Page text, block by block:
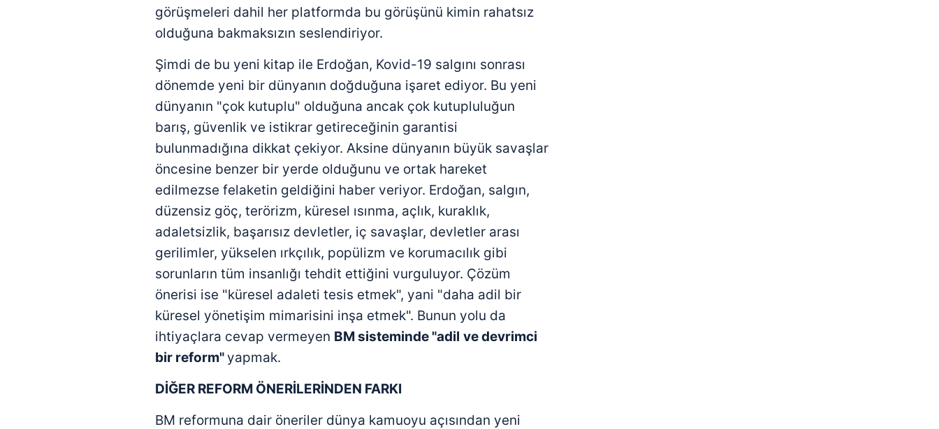
görüşmeleri dahil her platformda bu görüşünü kimin rahatsız
olduğuna bakmaksızın seslendiriyor.
Şimdi de bu yeni kitap ile Erdoğan, Kovid-19 salgını sonrası
dönemde yeni bir dünyanın doğduğuna işaret ediyor. Bu yeni
dünyanın "çok kutuplu" olduğuna ancak çok kutupluluğun
barış, güvenlik ve istikrar getireceğinin garantisi
bulunmadığına dikkat çekiyor. Aksine dünyanın büyük savaşlar
öncesine benzer bir yerde olduğunu ve ortak hareket
edilmezse felaketin geldiğini haber veriyor. Erdoğan, salgın,
düzensiz göç, terörizm, küresel ısınma, açlık, kuraklık,
adaletsizlik, başarısız devletler, iç savaşlar, devletler arası
gerilimler, yükselen ırkçılık, popülizm ve korumacılık gibi
sorunların tüm insanlığı tehdit ettiğini vurguluyor. Çözüm
önerisi ise "küresel adaleti tesis etmek", yani "daha adil bir
küresel yönetişim mimarisini inşa etmek". Bunun yolu da
ihtiyaçlara cevap vermeyen BM sisteminde "adil ve devrimci
bir reform"yapmak.
DİĞER REFORM ÖNERİLERİNDEN FARKI
BM reformuna dair öneriler dünya kamuoyu açısından yeni